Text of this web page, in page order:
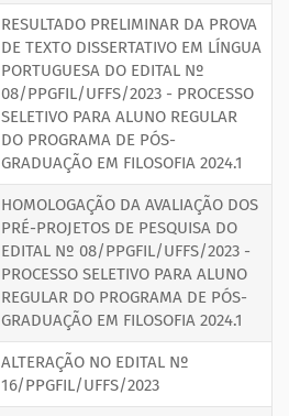
RESULTADO PRELIMINAR DA PROVA
DE TEXTO DISSERTATIVO EM LÍNGUA
PORTUGUESA DO EDITAL Nº
08/PPGFIL/UFFS/2023 - PROCESSO
SELETIVO PARA ALUNO REGULAR
DO PROGRAMA DE PÓS-
GRADUAÇÃO EM FILOSOFIA 2024.1
HOMOLOGAÇÃO DA AVALIAÇÃO DOS
PRÉ-PROJETOS DE PESQUISA DO
EDITAL Nº 08/PPGFIL/UFFS/2023 -
PROCESSO SELETIVO PARA ALUNO
REGULAR DO PROGRAMA DE PÓS-
GRADUAÇÃO EM FILOSOFIA 2024.1
ALTERAÇÃO NO EDITAL Nº
16/PPGFIL/UFFS/2023